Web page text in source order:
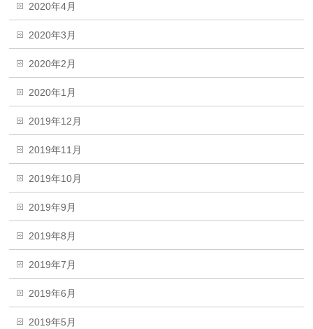
2020年4月
2020年3月
2020年2月
2020年1月
2019年12月
2019年11月
2019年10月
2019年9月
2019年8月
2019年7月
2019年6月
2019年5月